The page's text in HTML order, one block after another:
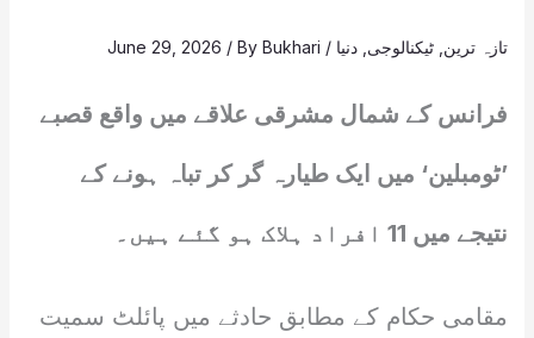
تازہ ترین ٹیکنالوجی دنیا /
June 29, 2026 / ByBukhari
فرانس کے شمال مشرقی علاقے میں واقع قصبے
’ٹومبلین‘ میں ایک طیارہ گر کر تباہ ہونے کے
نتیجے میں 11 افراد ہلاک ہو گئے ہیں۔
مقامی حکام کے مطابق حادثے میں پائلٹ سمیت